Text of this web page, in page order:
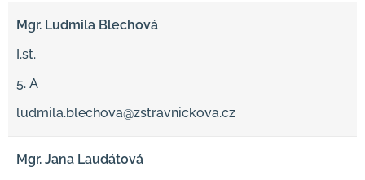
Mgr. Ludmila Blechová
I.st.
5. A
ludmila.blechova@zstravnickova.cz
Mgr. Jana Laudátová